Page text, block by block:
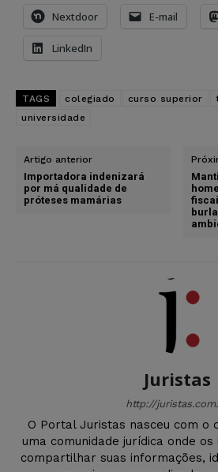
Nextdoor E-mail
LinkedIn
TAGS colegiado curso superior
universidade
Artigo anterior
Importadora indenizará
por má qualidade de
próteses mamárias
Juristas
http://
O Portal Juristas nasceu com o
uma comunidade jurídica onde
compartilhar suas informações,